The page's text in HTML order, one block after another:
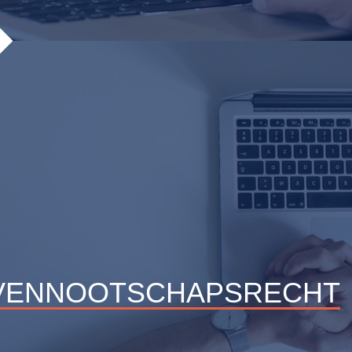
hebben veel vragen en wij beantwoorden ze met plezier.
Lees meer